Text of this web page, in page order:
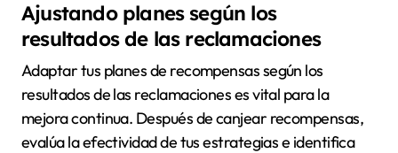
Ajustando planes según los
resultados de las reclamaciones
Adaptar tus planes de recompensas según los
resultados de las reclamaciones es vital para la
mejora continua. Después de canjear recompensas,
evalúa la efectividad de tus estrategias e identifica